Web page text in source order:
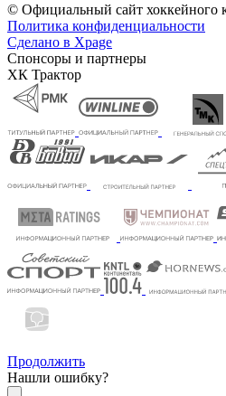
© Официальный сайт хоккейного
Политика конфиденциальности
Сделано в Xpage
Спонсоры и партнеры
ХК Трактор
Продолжить
Нашли ошибку?